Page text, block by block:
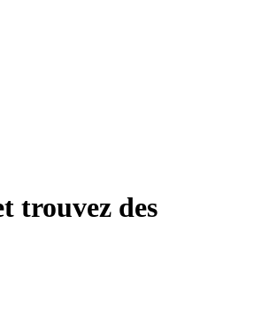
trouvez des